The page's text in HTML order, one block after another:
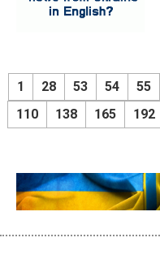
1 28 53 54 55
110
138 165 192